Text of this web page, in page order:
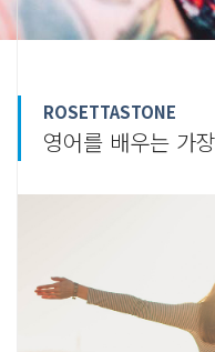
ROSETTASTONE
영어를 배우는 가